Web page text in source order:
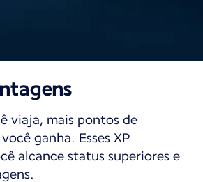
viaja, mais pontos de
ganha. Esses XP
alcance status superiores e